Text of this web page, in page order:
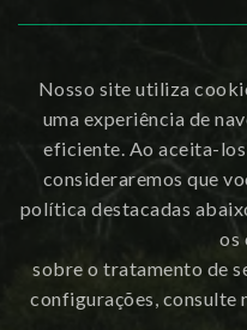
Nosso site utiliza
uma experiência de
eficiente. Ao aceita-los
consideraremos que
política destacadas
os
sobre o tratamento de
configurações, consulte